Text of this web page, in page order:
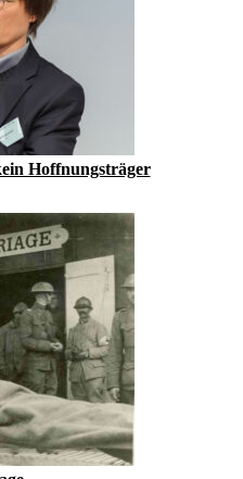
Hoffnungsträger